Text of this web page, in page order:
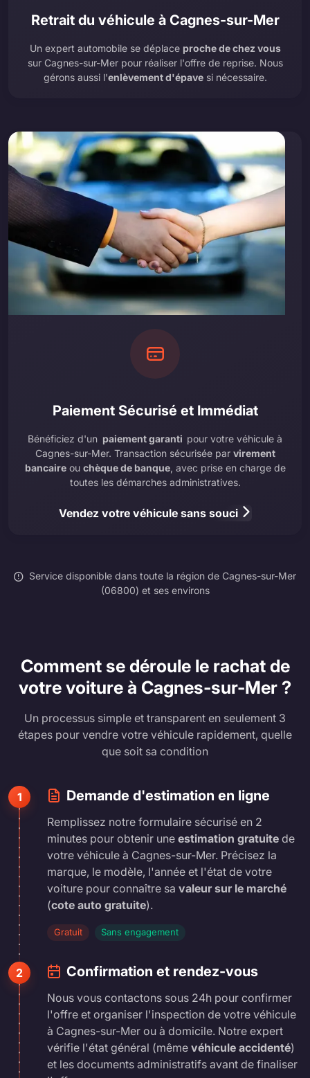
Retrait du véhicule à Cagnes-sur-Mer
Un expert automobile se déplace proche de chez vous
sur Cagnes-sur-Mer pour réaliser l'offre de reprise. Nous
gérons aussi l'enlèvement d'épavesi nécessaire.
Paiement Sécurisé et Immédiat
Bénéficiez d'un paiement garanti pour votre véhicule à
Cagnes-sur-Mer. Transaction sécurisée par virement
bancaireou chèque de banque, avec prise en charge de
toutes les démarches administratives.
Vendez votre véhicule sans souci
Service disponible dans toute la région de Cagnes-sur-Mer
(06800) et ses environs
Comment se déroule le rachat de
votre voiture à Cagnes-sur-Mer ?
Un processus simple et transparent en seulement 3
étapes pour vendre votre véhicule rapidement, quelle
que soit sa condition
1 Demande d'estimation en ligne
Remplissez notre formulaire sécurisé en 2
minutes pour obtenir une estimation gratuite de
votre véhicule à Cagnes-sur-Mer. Précisez la
marque, le modèle, l'année et l'état de votre
voiture pour connaître sa valeur sur le marché
(cote auto gratuite).
Gratuit Sans engagement
2 Confirmation et rendez-vous
Nous vous contactons sous 24h pour confirmer
l'offre et organiser l'inspection de votre véhicule
à Cagnes-sur-Mer ou à domicile. Notre expert
vérifie l'état général (même véhicule accidenté)
et les documents administratifs avant de finaliser